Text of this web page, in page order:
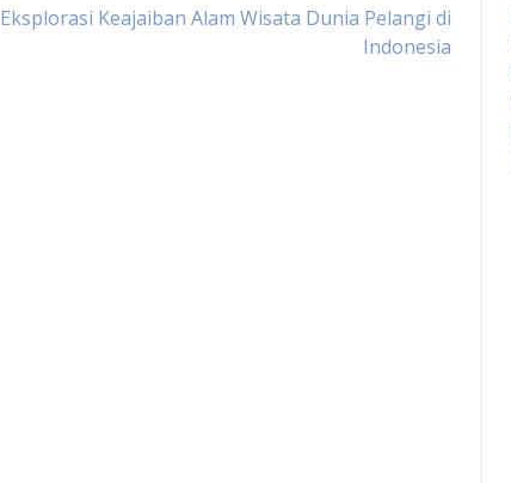
Eksplorasi Keajaiban Alam Wisata Dunia Pelangi di
Indonesia